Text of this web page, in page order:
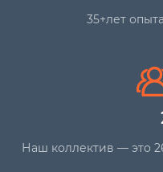
35+лет
Наш коллектив — это